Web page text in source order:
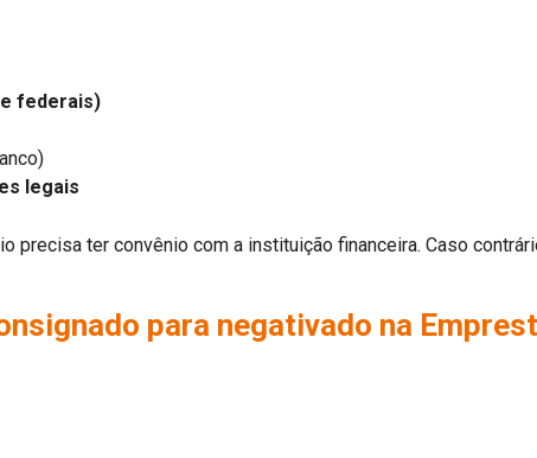
federais)
legais
precisa ter convênio com a instituição financeira. Caso
para negativado na